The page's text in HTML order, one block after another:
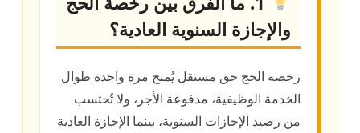
والإجازة السنوية العادية؟
رخصة الحج حق مستقل يُمنح مرة واحدة طوال
الخدمة الوظيفية، مدفوعة الأجر، ولا تُحتسب
من رصيد الإجازات السنوية، بينما الإجازة العادية